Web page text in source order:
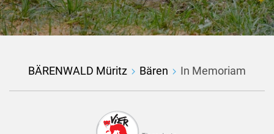
BÄRENWALD Müritz Bären In Memoriam